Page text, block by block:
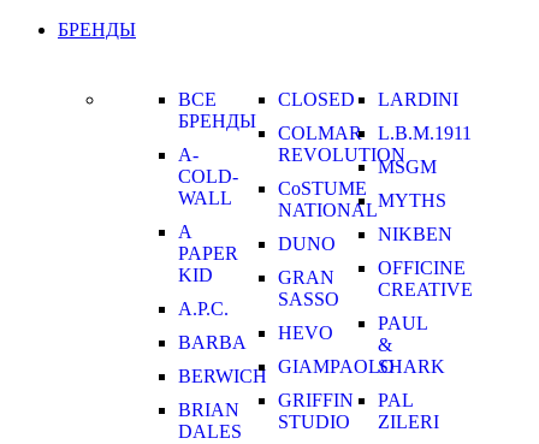
БРЕНДЫ
ВСЕ
БРЕНДЫ
A-
COLD-
WALL
A
PAPER
KID
A.P.C.
BARBA
BERWICH
BRIAN
DALES
CLOSED
COLMAR
REVOLUTION
CoSTUME
NATIONAL
DUNO
GRAN
SASSO
HEVO
GIAMPAOLO
GRIFFIN
STUDIO
LARDINI
L.B.M.1911
MSGM
MYTHS
NIKBEN
OFFICINE
CREATIVE
PAUL
&
SHARK
PAL
ZILERI